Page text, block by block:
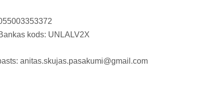
kods: UNLALV2X
anitas.skujas.pasakumi@gmail.com